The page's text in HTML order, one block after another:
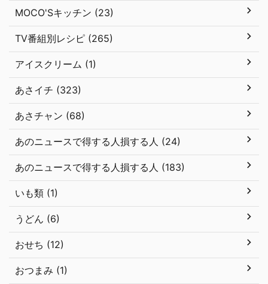
MOCO'Sキッチン (23)
TV番組別レシピ (265)
アイスクリーム (1)
あさイチ (323)
あさチャン (68)
あのニュースで得する人損する人 (24)
あのニュースで得する人損する人 (183)
いも類 (1)
うどん (6)
おせち (12)
おつまみ (1)